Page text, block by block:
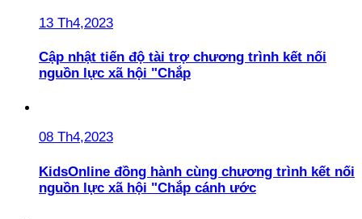
13 Th4,2023
Cập nhật tiến độ tài trợ chương trình kết nối
nguồn lực xã hội "Chắp
08 Th4,2023
KidsOnline đồng hành cùng chương trình kết nối
nguồn lực xã hội "Chắp cánh ước